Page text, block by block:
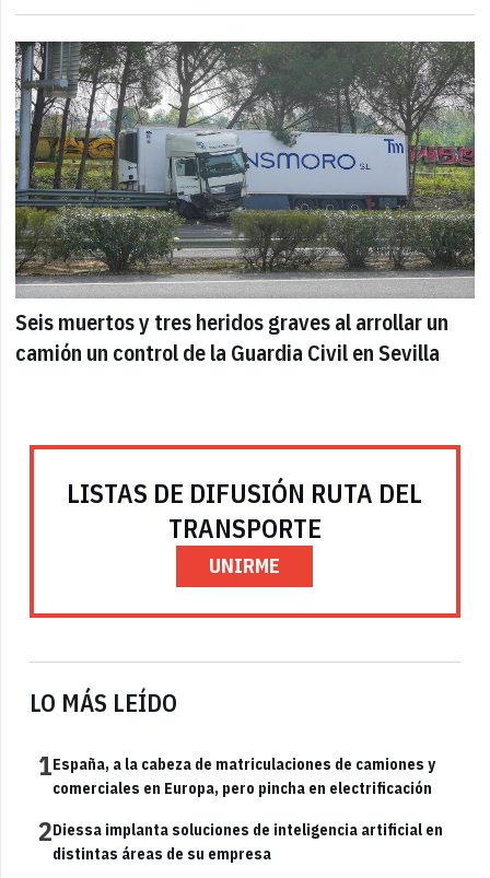
Seis muertos y tres heridos graves al arrollar un
camión un control de la Guardia Civil en Sevilla
LISTAS DE DIFUSIÓN RUTA DEL
TRANSPORTE
UNIRME
LO MÁS LEÍDO
1España, a la cabeza de matriculaciones de camiones y
comerciales en Europa, pero pincha en electrificación
2Diessa implanta soluciones de inteligencia artificial en
distintas áreas de su empresa